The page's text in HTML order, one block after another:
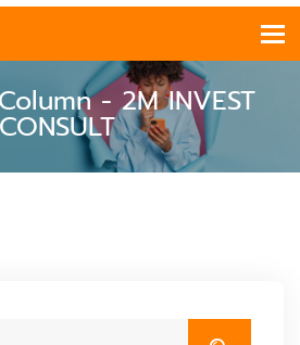
- 2M INVEST
CONSULT